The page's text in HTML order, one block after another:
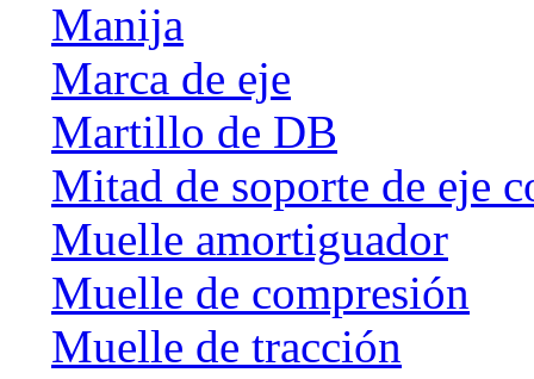
Manija
Marca de eje
Martillo de DB
Mitad de soporte de eje
Muelle amortiguador
Muelle de compresión
Muelle de tracción